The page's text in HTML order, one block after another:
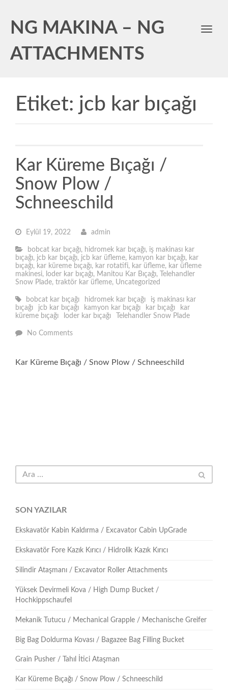
NG MAKINA – NG
ATTACHMENTS
Toggle
Etiket: jcb kar bıçağı
Kar Küreme Bıçağı /
Snow Plow /
Schneeschild
Eylül 19, 2022 admin
bobcat kar bıçağı, hidromek kar bıçağı, iş makinası kar
bıçağı, jcb kar bıçağı, jcb kar üfleme, kamyon kar bıçağı, kar
bıçağı, kar küreme bıçağı, kar rotatifi, kar üfleme, kar üfleme
makinesi, loder kar bıçağı, Manitou Kar Bıçağı,
Telehandler
Snow Plade, traktör kar üfleme, Uncategorized
bobcat kar bıçağı hidromek kar bıçağı
iş makinası kar
bıçağı
jcb kar bıçağı kamyon kar bıçağı kar bıçağı
kar
küreme bıçağı
loder kar bıçağı Telehandler Snow Plade
No Comments
Kar Küreme Bıçağı / Snow Plow / Schneeschild
SON YAZILAR
Ekskavatör Kabin Kaldırma / Excavator Cabin UpGrade
Ekskavatör Fore Kazık Kırıcı / Hidrolik Kazık Kırıcı
Silindir Ataşmanı / Excavator Roller Attachments
Yüksek Devirmeli Kova / High Dump Bucket /
Hochkippschaufel
Mekanik Tutucu / Mechanical Grapple / Mechanische Greifer
Big Bag Doldurma Kovası / Bagazee Bag Filling Bucket
Grain Pusher / Tahıl İtici Ataşman
Kar Küreme Bıçağı / Snow Plow / Schneeschild